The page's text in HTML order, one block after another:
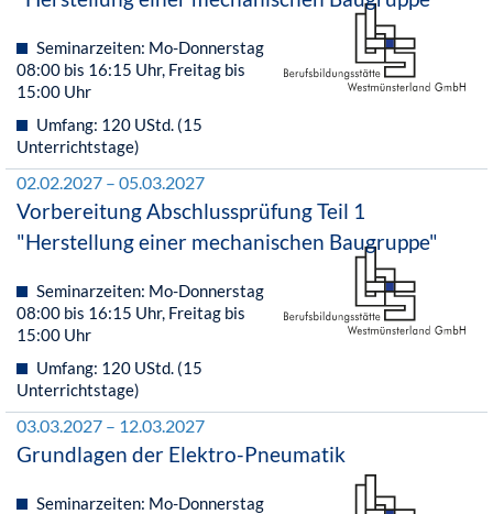
Seminarzeiten: Mo-Donnerstag
08:00 bis 16:15 Uhr, Freitag bis
15:00 Uhr
Umfang: 120 UStd. (15
Unterrichtstage)
02.02.2027 – 05.03.2027
Vorbereitung Abschlussprüfung Teil 1
"Herstellung einer mechanischen Baugruppe"
Seminarzeiten: Mo-Donnerstag
08:00 bis 16:15 Uhr, Freitag bis
15:00 Uhr
Umfang: 120 UStd. (15
Unterrichtstage)
03.03.2027 – 12.03.2027
Grundlagen der Elektro-Pneumatik
Seminarzeiten: Mo-Donnerstag